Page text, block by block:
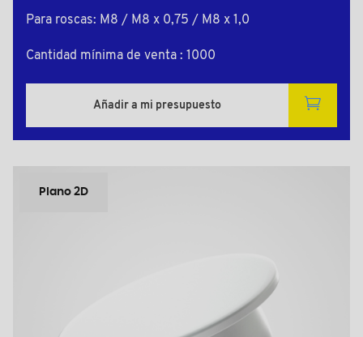
Para roscas: M8 / M8 x 0,75 / M8 x 1,0
Cantidad mínima de venta : 1000
Añadir a mi presupuesto
Plano 2D